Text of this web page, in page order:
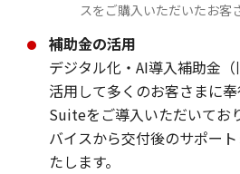
スをご購入いただいたお客
補助金の活用
デジタル化・AI導入補助金
活用して多くのお客さまに
Suiteをご導入いただいてお
バイスから交付後のサポー
たします。